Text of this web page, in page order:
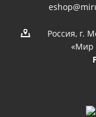
Россия, г.
«Мир